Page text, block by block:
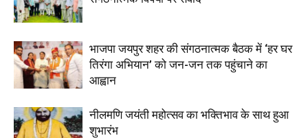
भाजपा जयपुर शहर की संगठनात्मक बैठक में ‘हर घर
तिरंगा अभियान’ को जन-जन तक पहुंचाने का
आह्वान
नीलमणि जयंती महोत्सव का भक्तिभाव के साथ हुआ
शुभारंभ